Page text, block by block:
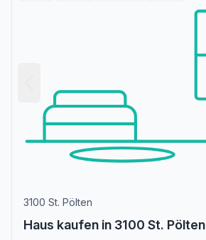
3100 St. Pölten
Haus kaufen in 3100 St. Pölten